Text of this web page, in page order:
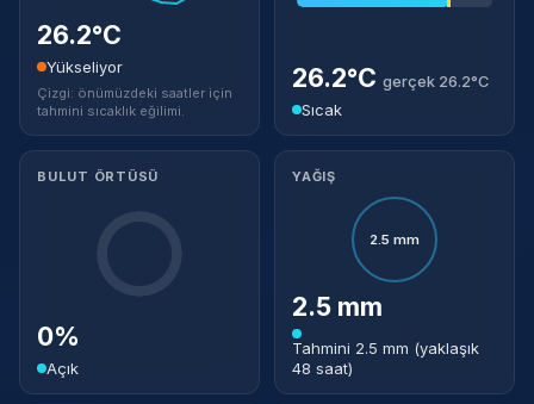
26.2°C
Yükseliyor
Çizgi: önümüzdeki saatler için
tahmini sıcaklık eğilimi.
26.2°C gerçek 26.2°C
Sıcak
BULUT ÖRTÜSÜ
0%
Açık
YAĞIŞ
2.5 mm
2.5 mm
Tahmini 2.5 mm (yaklaşık
48 saat)